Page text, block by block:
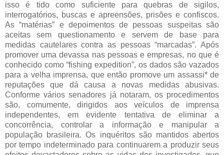
isso é tido como suficiente para quebras de sigilos,
interrogatórios, buscas e apreensões, prisões e confiscos.
As “matérias” e depoimentos de pessoas suspeitas são
aceitas sem questionamento e servem de base para
medidas cautelares contra as pessoas “marcadas”. Após
promover uma devassa nas pessoas e empresas, no que é
conhecido como “fishing expedition”, os dados são vazados
para a velha imprensa, que então promove um assassi* de
reputações que dá causa a novas medidas abusivas.
Conforme vários senadores já notaram, os procedimentos
são, comumente, dirigidos aos veículos de imprensa
independentes, em evidente tentativa de eliminar a
concorrência, controlar a informação e manipular a
população brasileira. Os inquéritos são mantidos abertos
por tempo indeterminado para continuarem a produzir seus